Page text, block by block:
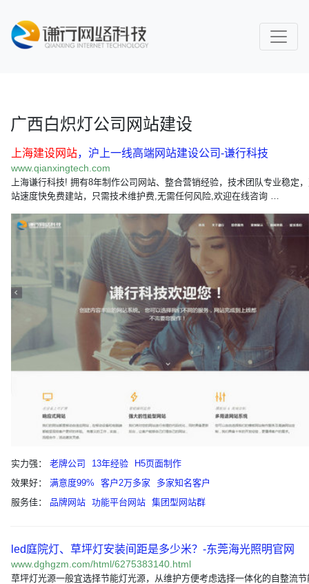
广西白炽灯公司网站建设
上海建设网站，沪上一线高端网站建设公司-谦行科技
www.qianxingtech.com
上海谦行科技! 拥有8年制作公司网站、整合营销经验，技术团队专业稳定
站速度快免费建站，只需技术维护费,无需任何风险,欢迎在线咨询 …
实力强： 老牌公司 13年经验
H5页面制作
效果好：
满意度99% 客户2万多家
多家知名客户
服务佳：
品牌网站 功能平台网站 集团型网站群
led庭院灯、草坪灯安装间距是多少米？-东莞海光照明官网
www.dghgzm.com/html/6275383140.html
草坪灯光源一般宜选择节能灯光源，从维护方便考虑选择一体化的自整流节